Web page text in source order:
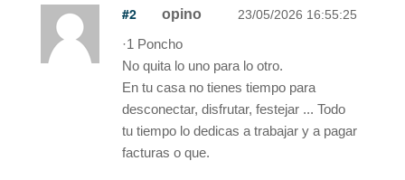
#2 opino 23/05/2026 16:55:25
·1 Poncho
No quita lo uno para lo otro.
En tu casa no tienes tiempo para
desconectar, disfrutar, festejar ... Todo
tu tiempo lo dedicas a trabajar y a pagar
facturas o que.